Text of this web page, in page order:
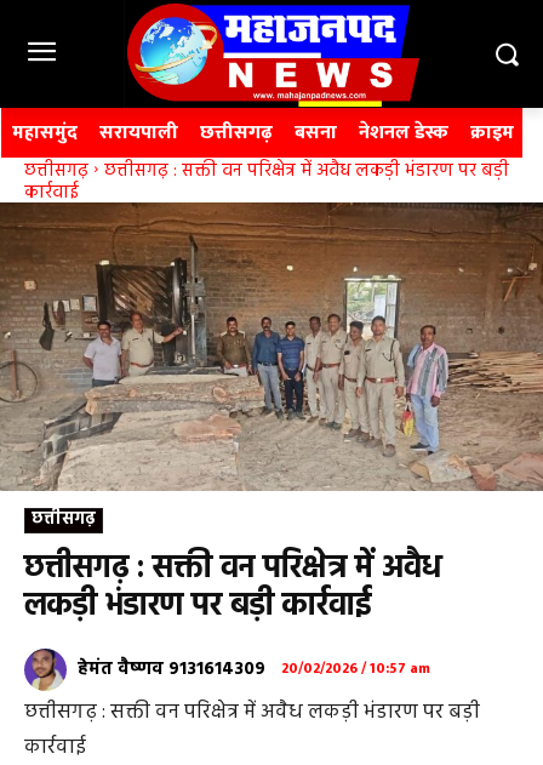
महासमुंद सरायपाली छत्तीसगढ़ बसना नेशनल डेस्क क्राइम
छत्तीसगढ़ छत्तीसगढ़ : सक्ती वन परिक्षेत्र में अवैध लकड़ी भंडारण पर बड़ी
कार्रवाई
छत्तीसगढ़
छत्तीसगढ़ : सक्ती वन परिक्षेत्र में अवैध
लकड़ी भंडारण पर बड़ी कार्रवाई
हेमंत वैष्णव 9131614309 20/02/2026 / 10:57 am
छत्तीसगढ़ : सक्ती वन परिक्षेत्र में अवैध लकड़ी भंडारण पर बड़ी
कार्रवाई